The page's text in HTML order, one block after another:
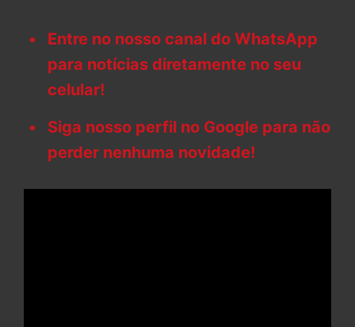
Entre no nosso canal do WhatsApp
para notícias diretamente no seu
celular!
Siga nosso perfil no Google para não
perder nenhuma novidade!